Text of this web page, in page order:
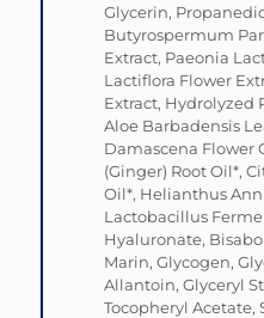
Glycerin,
Butyrospermum
Extract, Paeonia
Lactiflora Flower
Extract, Hydrolyzed
Aloe Barbadensis
Damascena Flower
(Ginger) Root Oil*,
Oil*, Helianthus
Lactobacillus
Hyaluronate,
Marin, Glycogen,
Allantoin, Glyceryl
Tocopheryl